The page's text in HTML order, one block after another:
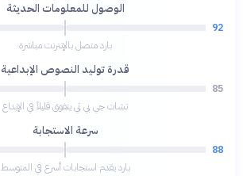
الوصول للمعلومات الحديثة
92
بارد متصل بالإنترنت مباشرة
قدرة توليد النصوص الإبداعية
85
تشات جي بي تي يتفوق قليلاً في الإبداع
سرعة الاستجابة
88
بارد يقدم استجابات أسرع في المتوسط